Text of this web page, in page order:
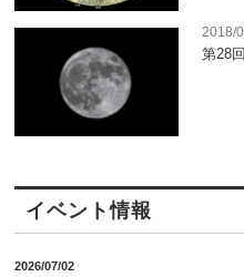
2018/
第28
イベント情報
2026/07/02